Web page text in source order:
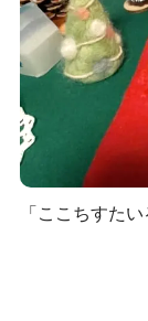
「ここちすた